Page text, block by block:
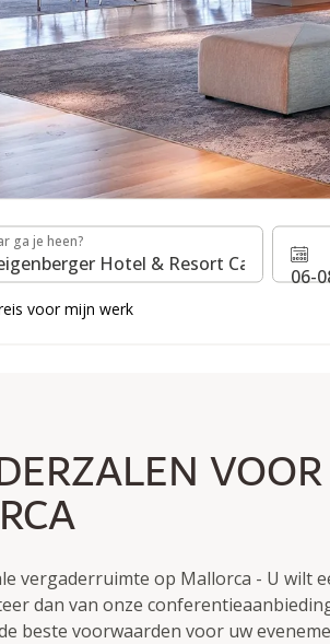
&
je heen?
ga je heen?
06-
voor mijn werk
vergaderruimte op Mallorca - U wilt
dan van onze
beste voorwaarden voor uw